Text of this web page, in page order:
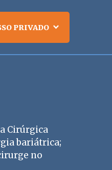
PRIVADO
Cirúrgica
bariátrica;
no